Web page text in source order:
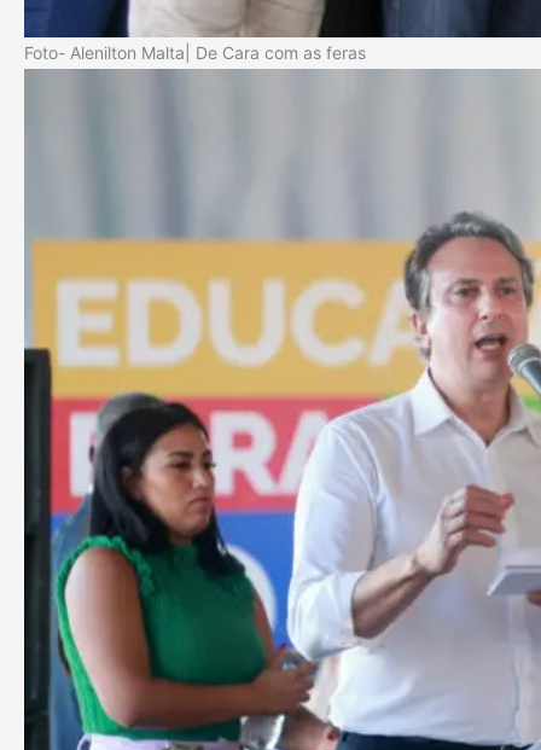
Foto- Alenilton Malta| De Cara com as feras